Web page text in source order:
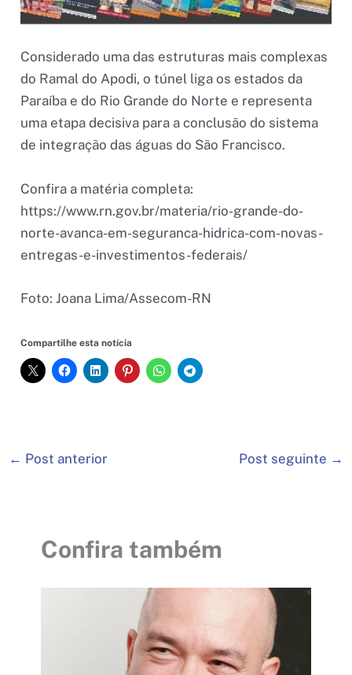
Considerado uma das estruturas mais complexas
do Ramal do Apodi, o túnel liga os estados da
Paraíba e do Rio Grande do Norte e representa
uma etapa decisiva para a conclusão do sistema
de integração das águas do São Francisco.
Confira a matéria completa:
https://www.rn.gov.br/materia/rio-grande-do-
norte-avanca-em-seguranca-hidrica-com-novas-
entregas-e-investimentos-federais/
Foto: Joana Lima/Assecom-RN
Compartilhe esta notícia
← Post anterior Post seguinte →
Confira também